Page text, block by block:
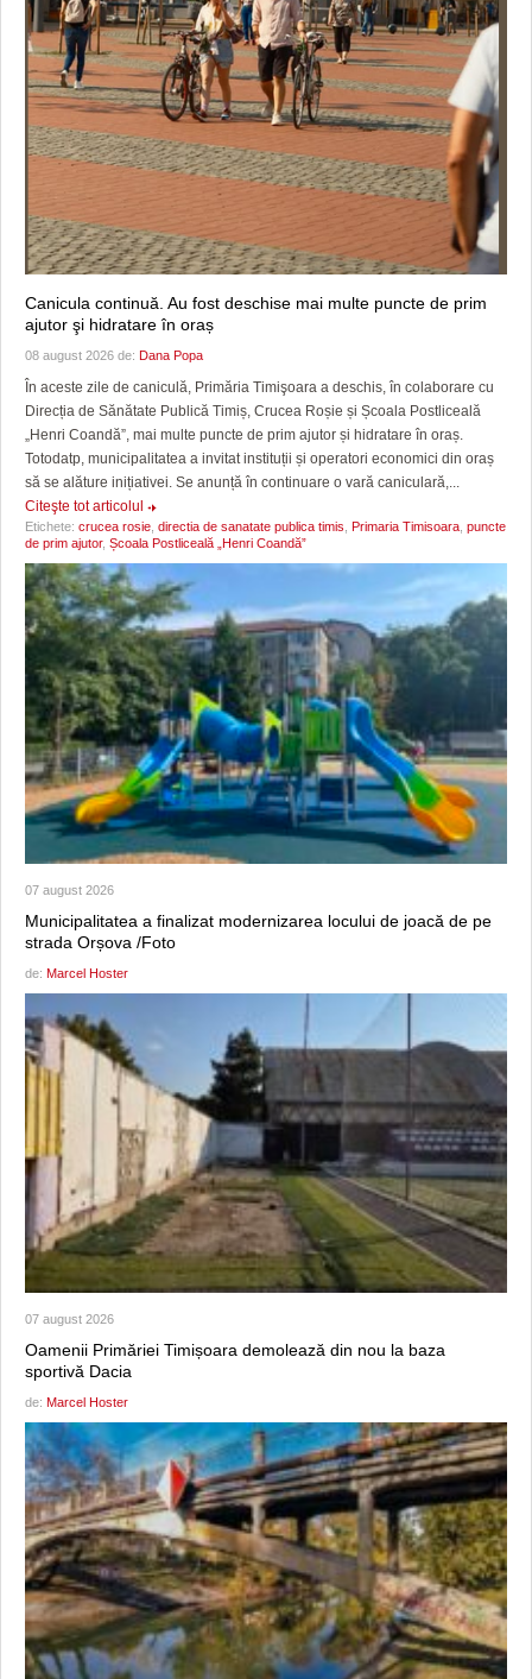
Canicula continuă. Au fost deschise mai multe puncte de prim
ajutor şi hidratare în oraș
08 august 2026 de: Dana Popa
În aceste zile de caniculă, Primăria Timişoara a deschis, în colaborare cu
Direcția de Sănătate Publică Timiș, Crucea Roșie și Școala Postliceală
„Henri Coandă”, mai multe puncte de prim ajutor și hidratare în oraș.
Totodatp, municipalitatea a invitat instituții și operatori economici din oraș
să se alăture inițiativei. Se anunță în continuare o vară caniculară,...
Citeşte tot articolul
Etichete: crucea rosie directia de sanatate publica timis Primaria Timisoara puncte
de prim ajutor, Școala Postliceală „Henri Coandă”
07 august 2026
Municipalitatea a finalizat modernizarea locului de joacă de pe
strada Orșova /Foto
de: Marcel Hoster
07 august 2026
Oamenii Primăriei Timișoara demolează din nou la baza
sportivă Dacia
de: Marcel Hoster